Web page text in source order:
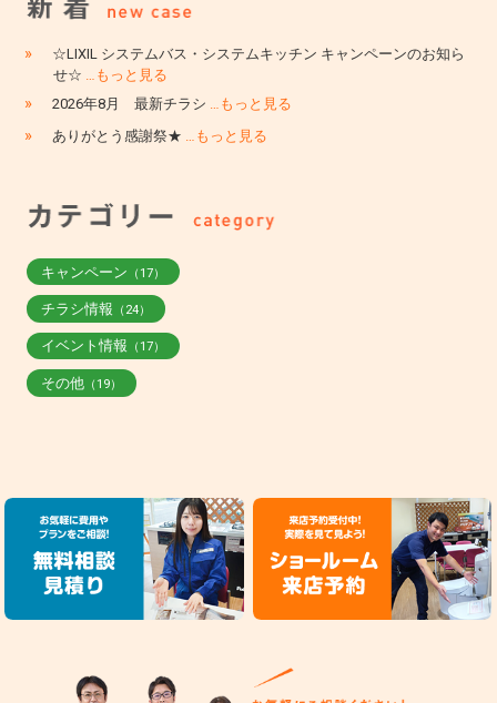
»
☆LIXIL システムバス・システムキッチン キャンペーンのお知ら
せ☆
…もっと見る
» 2026年8月 最新チラシ …もっと見る
» ありがとう感謝祭★ …もっと見る
キャンペーン （17）
チラシ情報 （24）
イベント情報 （17）
その他（19）